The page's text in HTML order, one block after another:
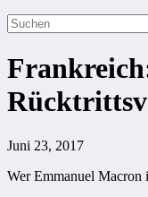
Juni 23, 2017
Wer Emmanuel Macron